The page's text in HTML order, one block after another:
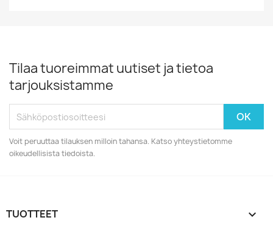
Tilaa tuoreimmat uutiset ja tietoa
tarjouksistamme
Voit peruuttaa tilauksen milloin tahansa. Katso yhteystietomme
oikeudellisista tiedoista.
TUOTTEET 